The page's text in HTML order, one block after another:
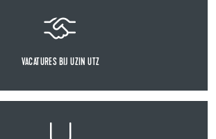
VACATURES BIJ UZIN UTZ